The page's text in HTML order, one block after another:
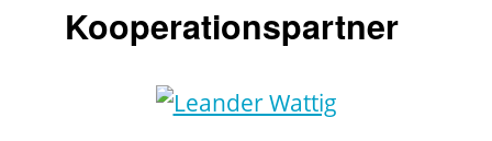
Kooperationspartner